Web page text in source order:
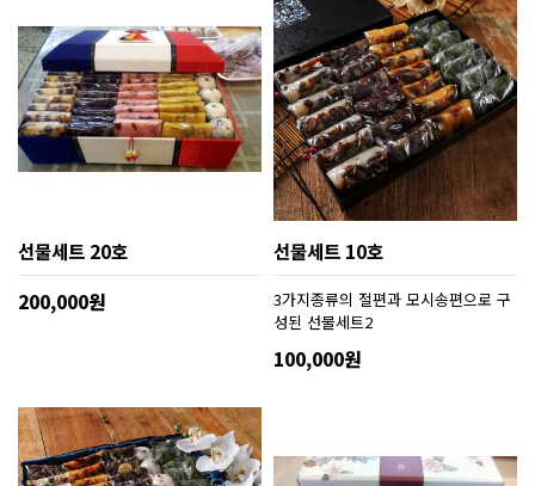
선물세트 20호
200,000원
선물세트 10호
3가지종류의 절편과 모시송편으로 구
성된 선물세트2
100,000원